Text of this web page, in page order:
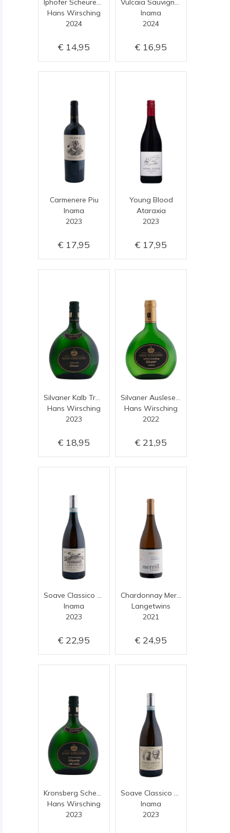
Hans Wirsching
2024
14,95
Inama
2024
16,95
Carmenere Piu
Inama
2023
17,95
Young Blood
Ataraxia
2023
17,95
Hans Wirsching
2023
18,95
Hans Wirsching
2022
21,95
Inama
2023
22,95
Langetwins
2021
24,95
Hans Wirsching
2023
Inama
2023